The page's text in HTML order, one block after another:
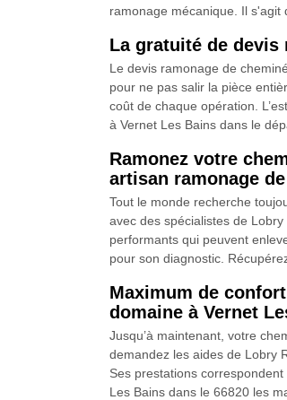
ramonage mécanique. Il s'agit
La gratuité de devis
Le devis ramonage de
pour ne pas salir la pièce
coût de chaque opération.
à Vernet Les Bains dans le
Ramonez votre
artisan ramonage
Tout le monde recherche
avec des spécialistes de
performants qui peuvent
pour son diagnostic.
Maximum de
domaine à Vernet
Jusqu’à maintenant, votre
demandez les aides de Lobry
Ses prestations
Les Bains dans le 66820 les